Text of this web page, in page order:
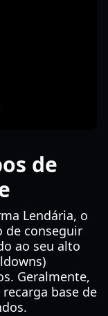
de
Lendária, o
de conseguir
ao seu alto
Geralmente,
base de